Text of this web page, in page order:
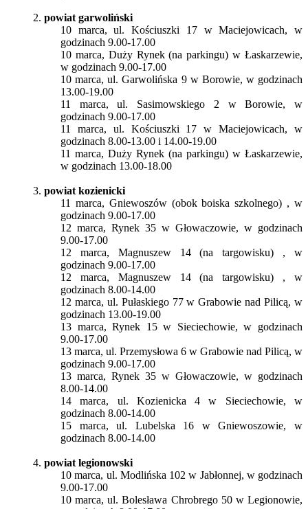
2. powiat garwoliński
10 marca, ul. Kościuszki 17 w Maciejowicach, w
godzinach 9.00-17.00
10 marca, Duży Rynek (na parkingu) w Łaskarzewie,
w godzinach 9.00-17.00
10 marca, ul. Garwolińska 9 w Borowie, w godzinach
13.00-19.00
11 marca, ul. Sasimowskiego 2 w Borowie, w
godzinach 9.00-17.00
11 marca, ul. Kościuszki 17 w Maciejowicach, w
godzinach 8.00-13.00 i 14.00-19.00
11 marca, Duży Rynek (na parkingu) w Łaskarzewie,
w godzinach 13.00-18.00
3. powiat kozienicki
11 marca, Gniewoszów (obok boiska szkolnego) , w
godzinach 9.00-17.00
12 marca, Rynek 35 w Głowaczowie, w godzinach
9.00-17.00
12 marca, Magnuszew 14 (na targowisku) , w
godzinach 9.00-17.00
12 marca, Magnuszew 14 (na targowisku) , w
godzinach 8.00-14.00
12 marca, ul. Pułaskiego 77 w Grabowie nad Pilicą, w
godzinach 13.00-19.00
13 marca, Rynek 15 w Sieciechowie, w godzinach
9.00-17.00
13 marca, ul. Przemysłowa 6 w Grabowie nad Pilicą, w
godzinach 9.00-17.00
13 marca, Rynek 35 w Głowaczowie, w godzinach
8.00-14.00
14 marca, ul. Kozienicka 4 w Sieciechowie, w
godzinach 8.00-14.00
15 marca, ul. Lubelska 16 w Gniewoszowie, w
godzinach 8.00-14.00
4. powiat legionowski
10 marca, ul. Modlińska 102 w Jabłonnej, w godzinach
9.00-17.00
10 marca, ul. Bolesława Chrobrego 50 w Legionowie,